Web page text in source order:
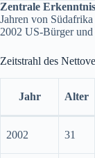
Zentrale
Jahren von
2002 US-Bürger und
Zeitstrahl des
Jahr Alter
2002 31